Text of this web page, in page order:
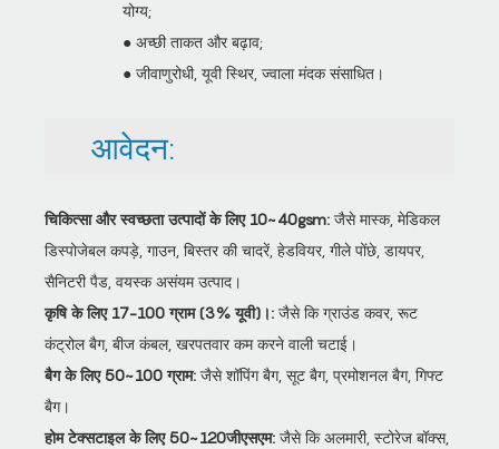
योग्य;
● अच्छी ताकत और बढ़ाव;
● जीवाणुरोधी, यूवी स्थिर, ज्वाला मंदक संसाधित।
आवेदन:
चिकित्सा और स्वच्छता उत्पादों के लिए 10~40gsm: जैसे मास्क, मेडिकल
डिस्पोजेबल कपड़े, गाउन, बिस्तर की चादरें, हेडवियर, गीले पोंछे, डायपर,
सैनिटरी पैड, वयस्क असंयम उत्पाद।
कृषि के लिए 17-100 ग्राम (3% यूवी)।: जैसे कि ग्राउंड कवर, रूट
कंट्रोल बैग, बीज कंबल, खरपतवार कम करने वाली चटाई।
बैग के लिए 50~100 ग्राम: जैसे शॉपिंग बैग, सूट बैग, प्रमोशनल बैग, गिफ्ट
बैग।
होम टेक्सटाइल के लिए 50~120जीएसएम: जैसे कि अलमारी, स्टोरेज बॉक्स,